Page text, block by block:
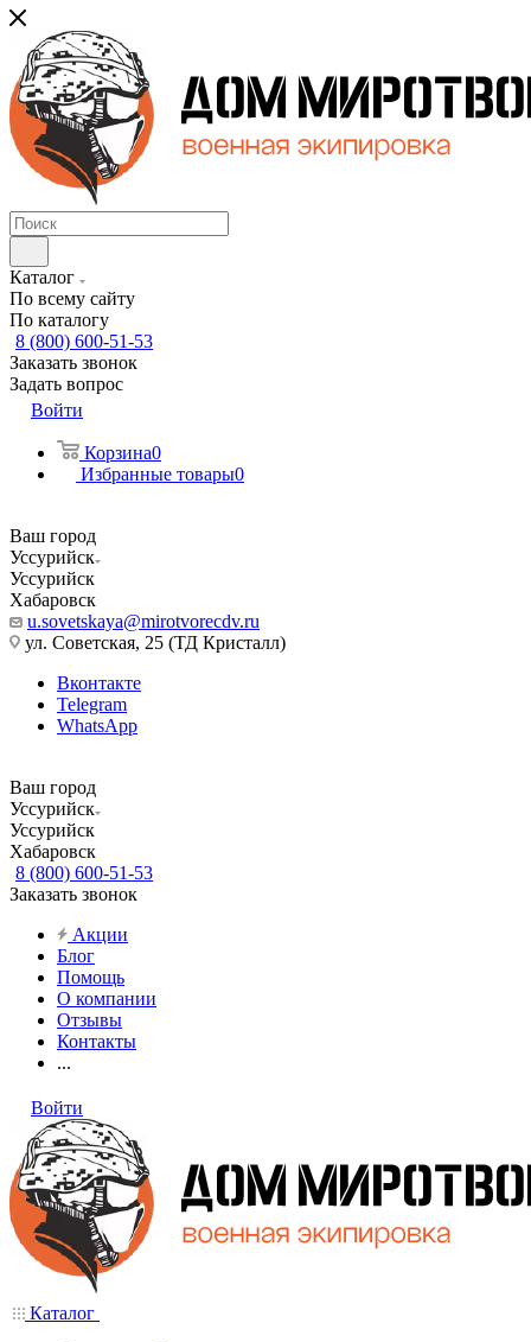
Каталог
По всему сайту
По каталогу
8 (800) 600-51-53
Заказать звонок
Задать вопрос
Войти
Корзина0
Избранные товары0
Ваш город
Уссурийск
Уссурийск
Хабаровск
u.sovetskaya@mirotvorecdv.ru
ул. Советская, 25 (ТД Кристалл)
Вконтакте
Telegram
WhatsApp
Ваш город
Уссурийск
Уссурийск
Хабаровск
8 (800) 600-51-53
Заказать звонок
Акции
Блог
Помощь
О компании
Отзывы
Контакты
...
Войти
Каталог